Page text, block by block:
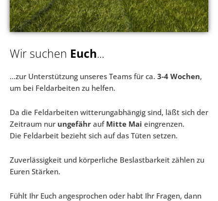
Wir suchen Euch...
…zur Unterstützung unseres Teams für ca. 3-4 Wochen,
um bei Feldarbeiten zu helfen.
Da die Feldarbeiten witterungabhängig sind, läßt sich der
Zeitraum nur ungefähr auf Mitte Mai eingrenzen.
Die Feldarbeit bezieht sich auf das Tüten setzen.
Zuverlässigkeit und körperliche Beslastbarkeit zählen zu
Euren Stärken.
Fühlt Ihr Euch angesprochen oder habt Ihr Fragen, dann